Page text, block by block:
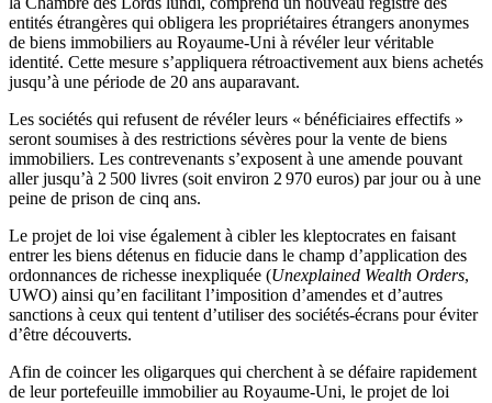
entités étrangères qui obligera les propriétaires étrangers anonymes
de biens immobiliers au Royaume-Uni à révéler leur véritable
identité. Cette mesure s’appliquera rétroactivement aux biens achetés
jusqu’à une période de 20 ans auparavant.
Les sociétés qui refusent de révéler leurs « bénéficiaires effectifs »
seront soumises à des restrictions sévères pour la vente de biens
immobiliers. Les contrevenants s’exposent à une amende pouvant
aller jusqu’à 2 500 livres (soit environ 2 970 euros) par jour ou à une
peine de prison de cinq ans.
Le projet de loi vise également à cibler les kleptocrates en faisant
entrer les biens détenus en fiducie dans le champ d’application des
ordonnances de richesse inexpliquée (Unexplained Wealth Orders,
UWO) ainsi qu’en facilitant l’imposition d’amendes et d’autres
sanctions à ceux qui tentent d’utiliser des sociétés-écrans pour éviter
d’être découverts.
Afin de coincer les oligarques qui cherchent à se défaire rapidement
de leur portefeuille immobilier au Royaume-Uni, le projet de loi